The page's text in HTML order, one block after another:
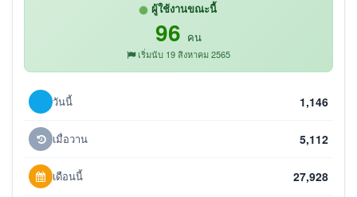
ผู้ใช้งานขณะนี้
96 คน
เริ่มนับ 19 สิงหาคม 2565
วันนี้ 1,146
เมื่อวาน 5,112
เดือนนี้ 27,928